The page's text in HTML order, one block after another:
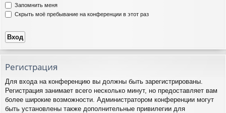
Запомнить меня
Скрыть моё пребывание на конференции в этот раз
Регистрация
Для входа на конференцию вы должны быть зарегистрированы.
Регистрация занимает всего несколько минут, но предоставляет вам
более широкие возможности. Администратором конференции могут
быть установлены также дополнительные привилегии для